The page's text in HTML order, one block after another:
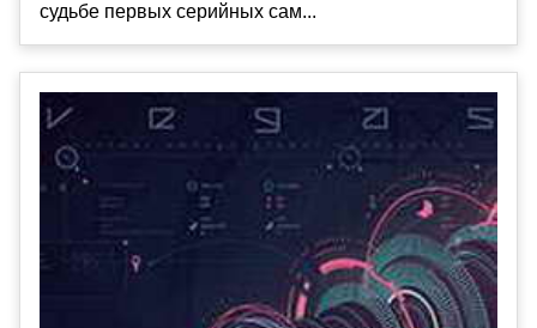
судьбе первых серийных сам...